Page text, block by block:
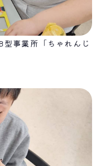
事業所「ちゃれんじ